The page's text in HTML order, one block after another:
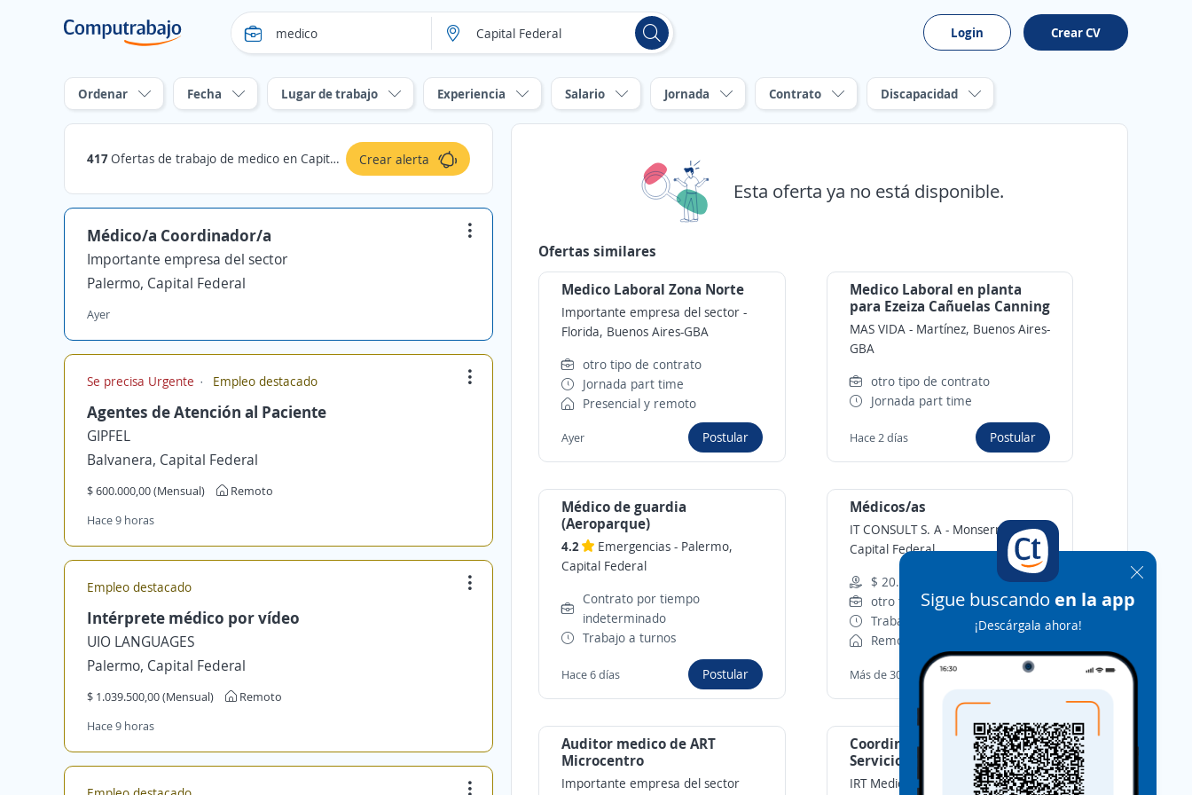
Login Crear CV
Ordenar Fecha Lugar de trabajo Experiencia Salario Jornada Contrato Discapacidad
417Ofertas de trabajo de medico en Capital Federal Crear alerta
Médico/a Coordinador/a
Importante empresa del sector
Palermo, Capital Federal
Ayer
Se precisa Urgente Empleo destacado
Agentes de Atención al Paciente
GIPFEL
Balvanera, Capital Federal
$ 600.000,00 (Mensual)
Remoto
Hace 9 horas
Empleo destacado
Intérprete médico por vídeo
UIO LANGUAGES
Palermo, Capital Federal
$ 1.039.500,00 (Mensual)
Remoto
Hace 9 horas
Sigue buscando en la app
¡Descárgala ahora!
Esta oferta ya no está disponible.
Ofertas similares
Medico Laboral Zona Norte
Importante empresa del sector -
Florida, Buenos Aires-GBA
otro tipo de contrato
Jornada part time
Presencial y remoto
Ayer Postular
Medico Laboral en planta
para Ezeiza Cañuelas Canning
MAS VIDA - Martínez, Buenos Aires-
GBA
otro tipo de contrato
Jornada part time
Hace 2 días Postular
Médico de guardia
(Aeroparque)
4.2 Emergencias - Palermo,
Capital Federal
Contrato por tiempo
indeterminado
Trabajo a turnos
Hace 6 días Postular
Médicos/as
IT CONSULT S. A - Monserrat,
Capital Federal
$ 20.000,00 (Mensual)
otro tipo de contrato
Trabajo a turnos
Remoto
Más de 30 días Postular
Auditor medico de ART
Microcentro
Importante empresa del sector
Coordinador/a Médico de
Servicios
IRT Medicina Laboral -Saavedra,